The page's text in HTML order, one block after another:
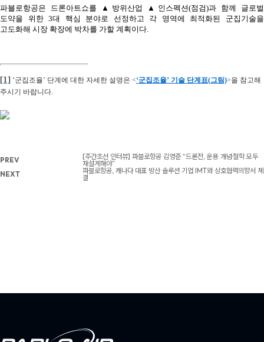
파블로항공은 드론아트쇼를 ▲방위산업 ▲인스펙션(점검)과 함께 글로벌
도약을 위한3대 핵심 분야로 선정하고 각 영역에 최적화된 군집기술을
고도화해 시장 확장에 박차를 가할 계획이다
[1] ‘군집조율’ 단계에 대한 자세한 설명은 <‘군집조율’ 기술 단계표(그림)>을 참고해
주시기 바랍니다.
PREV
[주간조선 인터뷰] 파블로항공 김영준 “드론전, 운용 개념·철학 모두
재설계해야”
NEXT
파블로항공, 캐나다 대표 방산 솔루션 기업 IMT와 상호협력의향서 체
결